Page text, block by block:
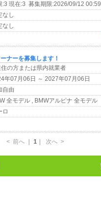
:3 現在:3 募集期限:2026/09/12 00:59
なし
なし
ナーを募集します！
住の方または県内就業者
年07月06日 ～ 2027年07月06日
自由
全モデル , BMWアルピナ 全モデル
ロ
< 前へ 1｜ 次へ >